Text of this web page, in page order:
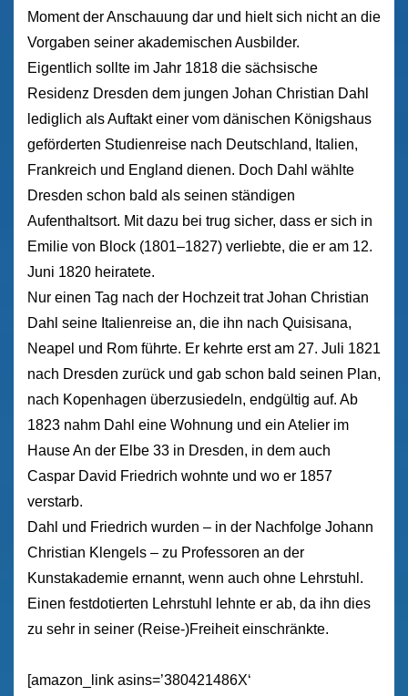
Moment der Anschauung dar und hielt sich nicht an die
Vorgaben seiner akademischen Ausbilder.
Eigentlich sollte im Jahr 1818 die sächsische
Residenz Dresden dem jungen Johan Christian Dahl
lediglich als Auftakt einer vom dänischen Königshaus
geförderten Studienreise nach Deutschland, Italien,
Frankreich und England dienen. Doch Dahl wählte
Dresden schon bald als seinen ständigen
Aufenthaltsort. Mit dazu bei trug sicher, dass er sich in
Emilie von Block (1801–1827) verliebte, die er am 12.
Juni 1820 heiratete.
Nur einen Tag nach der Hochzeit trat Johan Christian
Dahl seine Italienreise an, die ihn nach Quisisana,
Neapel und Rom führte. Er kehrte erst am 27. Juli 1821
nach Dresden zurück und gab schon bald seinen Plan,
nach Kopenhagen überzusiedeln, endgültig auf. Ab
1823 nahm Dahl eine Wohnung und ein Atelier im
Hause An der Elbe 33 in Dresden, in dem auch
Caspar David Friedrich wohnte und wo er 1857
verstarb.
Dahl und Friedrich wurden – in der Nachfolge Johann
Christian Klengels – zu Professoren an der
Kunstakademie ernannt, wenn auch ohne Lehrstuhl.
Einen festdotierten Lehrstuhl lehnte er ab, da ihn dies
zu sehr in seiner (Reise-)Freiheit einschränkte.
[amazon_link asins=’380421486X‘